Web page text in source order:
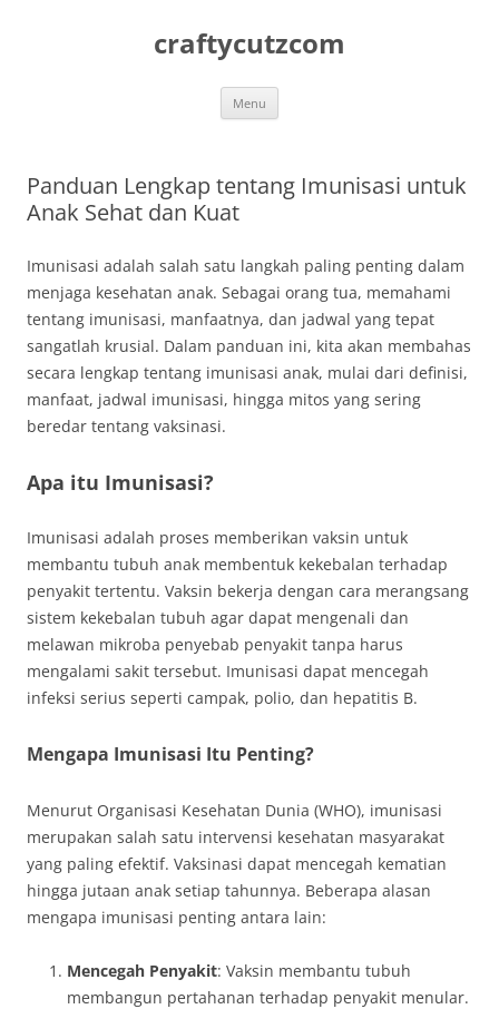
craftycutzcom
Menu
Panduan Lengkap tentang Imunisasi untuk
Anak Sehat dan Kuat
Imunisasi adalah salah satu langkah paling penting dalam
menjaga kesehatan anak. Sebagai orang tua, memahami
tentang imunisasi, manfaatnya, dan jadwal yang tepat
sangatlah krusial. Dalam panduan ini, kita akan membahas
secara lengkap tentang imunisasi anak, mulai dari definisi,
manfaat, jadwal imunisasi, hingga mitos yang sering
beredar tentang vaksinasi.
Apa itu Imunisasi?
Imunisasi adalah proses memberikan vaksin untuk
membantu tubuh anak membentuk kekebalan terhadap
penyakit tertentu. Vaksin bekerja dengan cara merangsang
sistem kekebalan tubuh agar dapat mengenali dan
melawan mikroba penyebab penyakit tanpa harus
mengalami sakit tersebut. Imunisasi dapat mencegah
infeksi serius seperti campak, polio, dan hepatitis B.
Mengapa Imunisasi Itu Penting?
Menurut Organisasi Kesehatan Dunia (WHO), imunisasi
merupakan salah satu intervensi kesehatan masyarakat
yang paling efektif. Vaksinasi dapat mencegah kematian
hingga jutaan anak setiap tahunnya. Beberapa alasan
mengapa imunisasi penting antara lain:
Mencegah Penyakit: Vaksin membantu tubuh
membangun pertahanan terhadap penyakit menular.